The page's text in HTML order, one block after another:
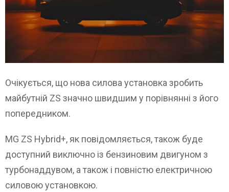
Очікується, що нова силова установка зробить
майбутній ZS значно швидшим у порівнянні з його
попередником.
MG ZS Hybrid+, як повідомляється, також буде
доступний виключно із бензиновим двигуном з
турбонаддувом, а також і повністю електричною
силовою установкою.